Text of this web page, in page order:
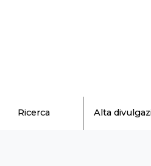
Ricerca Alta